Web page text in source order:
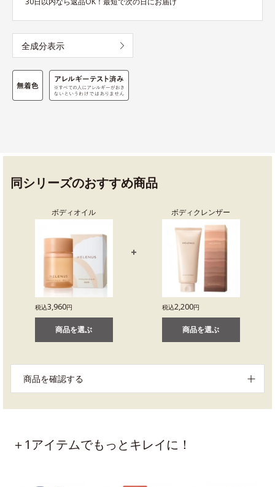
全成分表示
同シリーズのおすすめ商品
ボディオイル
税込3,960円
商品を選ぶ
ボディクレンザー
税込2,200円
商品を選ぶ
商品を確認する
＋1アイテムでもっとキレイに！